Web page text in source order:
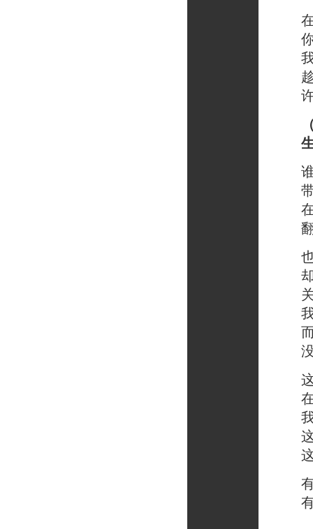
在
你
我
趁
许
谁
带
在
翻
也
却
关
我
而
没
这
在
我
这
这
有
有